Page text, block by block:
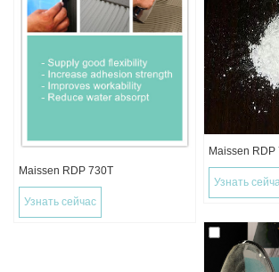
Maissen RDP 730T
Узнать сейчас
Maissen RDP
Узнать